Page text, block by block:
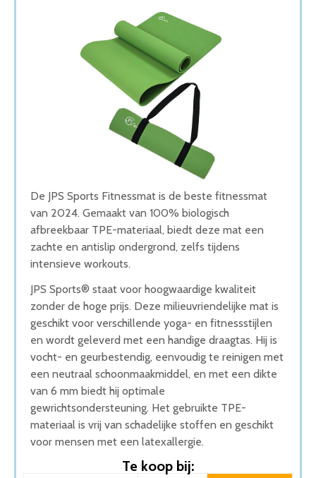
4. Tunturi fitnessmat
5. Matchu Sports Fitnessmat
Wat is de beste Fitnessmat van 2026
1. Beste Fitnessmat van 2026
2. Goede Koop Fitnessmat
3. Goede Prijs-Kwaliteit Fitnessmat
4. Fijnste Fitnessmat van 2026
5. Beste Budget Fitnessmat van 2026
De JPS Sports Fitnessmat is de beste fitnessmat
van 2024. Gemaakt van 100% biologisch
afbreekbaar TPE-materiaal, biedt deze mat een
zachte en antislip ondergrond, zelfs tijdens
intensieve workouts.
JPS Sports® staat voor hoogwaardige kwaliteit
zonder de hoge prijs. Deze milieuvriendelijke mat is
geschikt voor verschillende yoga- en fitnessstijlen
en wordt geleverd met een handige draagtas. Hij is
vocht- en geurbestendig, eenvoudig te reinigen met
een neutraal schoonmaakmiddel, en met een dikte
van 6 mm biedt hij optimale
gewrichtsondersteuning. Het gebruikte TPE-
materiaal is vrij van schadelijke stoffen en geschikt
voor mensen met een latexallergie.
Te koop bij: